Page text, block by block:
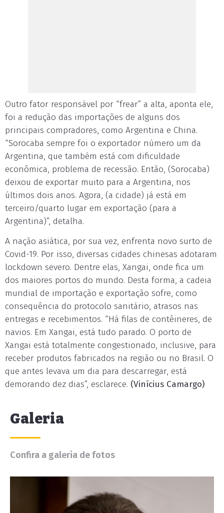
Outro fator responsável por “frear” a alta, aponta ele,
foi a redução das importações de alguns dos
principais compradores, como Argentina e China.
“Sorocaba sempre foi o exportador número um da
Argentina, que também está com dificuldade
econômica, problema de recessão. Então, (Sorocaba)
deixou de exportar muito para a Argentina, nos
últimos dois anos. Agora, (a cidade) já está em
terceiro/quarto lugar em exportação (para a
Argentina)”, detalha.
A nação asiática, por sua vez, enfrenta novo surto de
Covid-19. Por isso, diversas cidades chinesas adotaram
lockdown severo. Dentre elas, Xangai, onde fica um
dos maiores portos do mundo. Desta forma, a cadeia
mundial de importação e exportação sofre, como
consequência do protocolo sanitário, atrasos nas
entregas e recebimentos. “Há filas de contêineres, de
navios. Em Xangai, está tudo parado. O porto de
Xangai está totalmente congestionado, inclusive, para
receber produtos fabricados na região ou no Brasil. O
que antes levava um dia para descarregar, está
demorando dez dias”, esclarece. (Vinícius Camargo)
Galeria
Confira a galeria de fotos